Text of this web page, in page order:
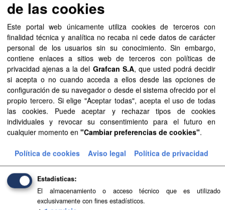
Información adicional
Campo
Valor
Última actualización de
los datos
31 de mayo de 2022
Última actualización de
los metadatos
17 de mayo de 2022
Licencia
Aviso Legal del
Mostrar más
de las cookies
Este portal web únicamente utiliza cookies de terceros con
finalidad técnica y analítica no recaba ni cede datos de carácter
personal de los usuarios sin su conocimiento. Sin embargo,
contiene enlaces a sitios web de terceros con políticas de
privacidad ajenas a la del Grafcan S.A, que usted podrá decidir
si acepta o no cuando acceda a ellos desde las opciones de
configuración de su navegador o desde el sistema ofrecido por el
propio tercero. Si elige "Aceptar todas", acepta el uso de todas
las cookies. Puede aceptar y rechazar tipos de cookies
individuales y revocar su consentimiento para el futuro en
cualquier momento en "Cambiar preferencias de cookies".
Política de cookies Aviso legal Política de privacidad
Estadísticas
El almacenamiento o acceso técnico que es utilizado
exclusivamente con fines estadísticos.